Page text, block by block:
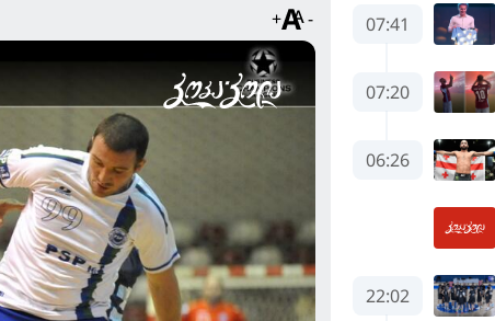
+ - 07:41
07:20
06:26
22:02